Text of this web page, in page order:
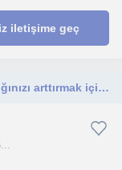
iletişime geç
Sanatın temellerini öğrenmek ve yaratıcılığınızı arttırmak için size seve seve yardım edebilirim!